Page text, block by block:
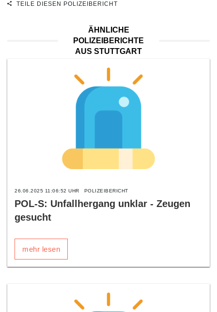
TEILE DIESEN POLIZEIBERICHT
ÄHNLICHE
POLIZEIBERICHTE
AUS STUTTGART
26.06.2025 11:06:52 UHR POLIZEIBERICHT
POL-S: Unfallhergang unklar - Zeugen
gesucht
mehr lesen